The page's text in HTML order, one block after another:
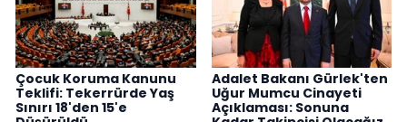
Çocuk Koruma Kanunu
Teklifi: Tekerrürde Yaş
Sınırı 18'den 15'e
Adalet Bakanı Gürlek'ten
Uğur Mumcu Cinayeti
Açıklaması: Sonuna